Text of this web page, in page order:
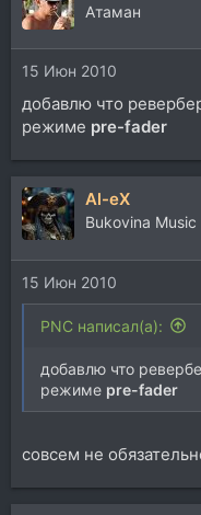
Атаман
15 Июн 2010
добавлю что
режиме pre-fader
Al-eX
Bukovina Music
15 Июн 2010
PNC написал(а):
добавлю что
режиме pre-fader
совсем не